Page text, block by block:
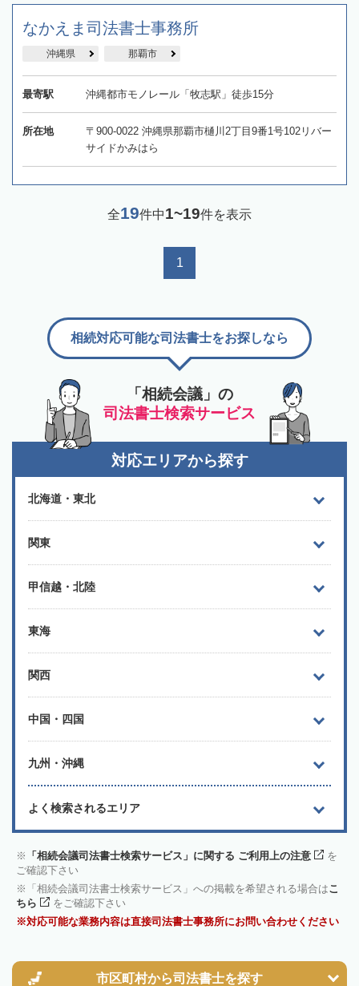
なかえま司法書士事務所
沖縄県 那覇市
最寄駅 沖縄都市モノレール「牧志駅」徒歩15分
所在地
〒900-0022 沖縄県那覇市樋川2丁目9番1号102リバー
サイドかみはら
全19件中1~19件を表示
1
「相続会議」の
司法書士検索サービス
相続対応可能な司法書士をお探しなら
対応エリアから探す
北海道・東北
関東
甲信越・北陸
東海
関西
中国・四国
九州・沖縄
よく検索されるエリア
「相続会議司法書士検索サービス」に関する ご利用上の注意
を
ご確認下さい
「相続会議司法書士検索サービス」への掲載を希望される場合はこ
ちら
をご確認下さい
対応可能な業務内容は直接司法書士事務所にお問い合わせください
市区町村から司法書士を探す